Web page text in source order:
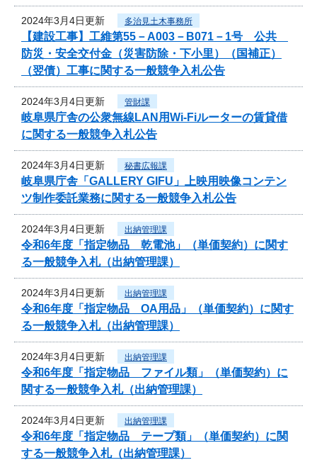
2024年3月4日更新 多治見土木事務所
【建設工事】工維第55－A003－B071－1号 公共
防災・安全交付金（災害防除・下小里）（国補正）
（翌債）工事に関する一般競争入札公告
2024年3月4日更新 管財課
岐阜県庁舎の公衆無線LAN用Wi-Fiルーターの賃貸借
に関する一般競争入札公告
2024年3月4日更新 秘書広報課
岐阜県庁舎「GALLERY GIFU」上映用映像コンテン
ツ制作委託業務に関する一般競争入札公告
2024年3月4日更新 出納管理課
令和6年度「指定物品 乾電池」（単価契約）に関す
る一般競争入札（出納管理課）
2024年3月4日更新 出納管理課
令和6年度「指定物品 OA用品」（単価契約）に関す
る一般競争入札（出納管理課）
2024年3月4日更新 出納管理課
令和6年度「指定物品 ファイル類」（単価契約）に
関する一般競争入札（出納管理課）
2024年3月4日更新 出納管理課
令和6年度「指定物品 テープ類」（単価契約）に関
する一般競争入札（出納管理課）